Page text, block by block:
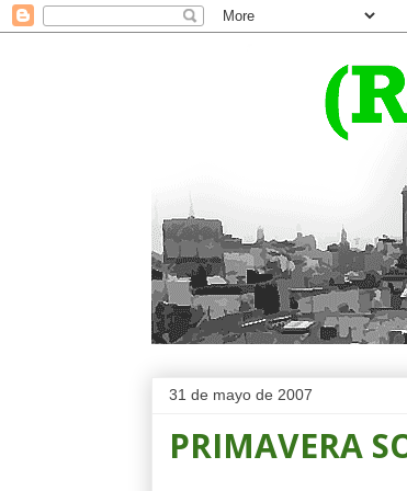
31 de mayo de 2007
PRIMAVERA